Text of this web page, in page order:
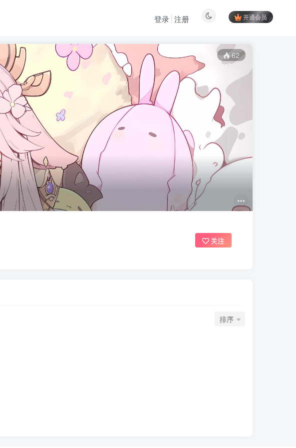
开通会员
登录 注册
62
关注
排序